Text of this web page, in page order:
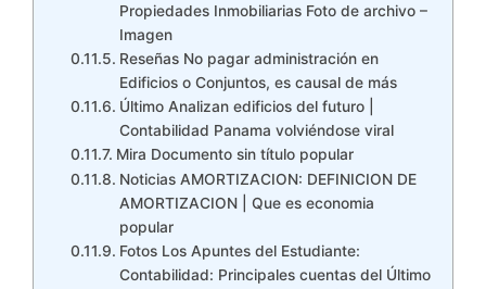
Propiedades Inmobiliarias Foto de archivo –
Imagen
Reseñas No pagar administración en
Edificios o Conjuntos, es causal de más
Último Analizan edificios del futuro |
Contabilidad Panama volviéndose viral
Mira Documento sin título popular
Noticias AMORTIZACION: DEFINICION DE
AMORTIZACION | Que es economia
popular
Fotos Los Apuntes del Estudiante:
Contabilidad: Principales cuentas del Último